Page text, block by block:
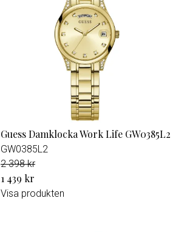
Guess Damklocka Work Life GW0385L2
GW0385L2
2 398 kr
1 439 kr
Visa produkten